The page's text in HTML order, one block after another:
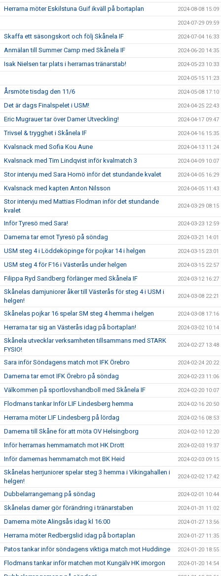
Herrarna möter Eskilstuna Guif ikväll på bortaplan 2024-08-08 15:09
2024-07-29 09:59
Skaffa ett säsongskort och följ Skånela IF 2024-07-04 16:33
Anmälan till Summer Camp med Skånela IF 2024-06-20 14:35
Isak Nielsen tar plats i herrarnas tränarstab! 2024-05-23 10:33
2024-05-15 11:23
Årsmöte tisdag den 11/6 2024-05-08 17:10
Det är dags Finalspelet i USM! 2024-04-25 22:43
Eric Mugrauer tar över Damer Utveckling! 2024-04-17 09:47
Trivsel & trygghet i Skånela IF 2024-04-16 15:35
Kvalsnack med Sofia Kou Aune 2024-04-13 11:24
Kvalsnack med Tim Lindqvist inför kvalmatch 3 2024-04-09 10:07
Stor intervju med Sara Hornö inför det stundande kvalet 2024-04-05 16:29
Kvalsnack med kapten Anton Nilsson 2024-04-05 11:43
Stor intervju med Mattias Flodman inför det stundande
kvalet
2024-03-29 08:15
Inför Tyresö med Sara! 2024-03-23 12:59
Damerna tar emot Tyresö på söndag 2024-03-21 14:01
USM steg 4 i Löddeköpinge för pojkar 14 i helgen 2024-03-15 23:01
USM steg 4 för F16 i Västerås under helgen 2024-03-15 22:57
Filippa Ryd Sandberg förlänger med Skånela IF 2024-03-12 16:27
Skånelas damjuniorer åker till Västerås för steg 4 i USM i
helgen!
2024-03-08 22:21
Skånelas pojkar 16 spelar SM steg 4 hemma i helgen 2024-03-08 17:16
Herrarna tar sig an Västerås idag på bortaplan! 2024-03-02 10:14
Skånela utvecklar verksamheten tillsammans med STARK
FYSIO!
2024-02-27 13:48
Sara inför Söndagens match mot IFK Örebro 2024-02-24 20:22
Damerna tar emot IFK Örebro på söndag 2024-02-23 11:06
Välkommen på sportlovshandboll med Skånela IF 2024-02-20 10:07
Flodmans tankar Inför LIF Lindesberg hemma 2024-02-16 20:50
Herrarna möter LIF Lindesberg på lördag 2024-02-16 08:53
Damerna till Skåne för att möta OV Helsingborg 2024-02-10 12:20
Inför herrarnas hemmamatch mot HK Drott 2024-02-03 19:37
Inför damernas hemmamatch mot BK Heid 2024-02-03 09:15
Skånelas herrjuniorer spelar steg 3 hemma i Vikingahallen i
helgen!
2024-02-02 17:42
Dubbelarrangemang på söndag 2024-02-01 10:44
Skånelas damer gör förändring i tränarstaben 2024-01-31 11:02
Damerna möte Alingsås idag kl 16:00 2024-01-27 13:56
Herrarna möter Redbergslid idag på bortaplan 2024-01-27 11:35
Patos tankar inför söndagens viktiga match mot Huddinge 2024-01-20 18:55
Flodmans tankar inför matchen mot Kungälv HK imorgon 2024-01-20 14:54